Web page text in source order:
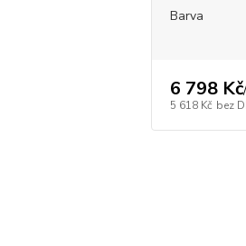
Barva
6 798 Kč/
5 618 Kč bez